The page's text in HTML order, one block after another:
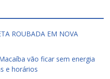
ROUBADA EM NOVA
vão ficar sem energia
e horários